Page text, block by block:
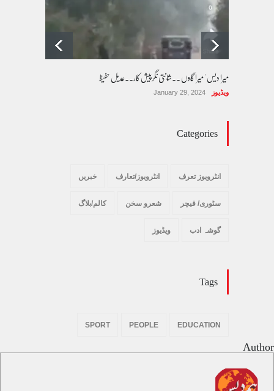
میرا دیس ' میرا گاوں ۔۔شانتی نگرپیش کار۔۔عدیل حفیظ
ویڈیوز January 29, 2024
Categories
انٹرویوز تعرف انٹرویوز/تعارف خبریں
سٹوری/ فیچر شعرو سخن کالم/بلاگ
گوشہ ادب ویڈیوز
Tags
EDUCATION
PEOPLE
SPORT
Author